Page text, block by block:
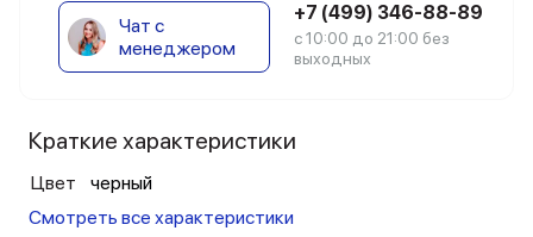
Чат с
менеджером
+7 (499) 346-88-89
с 10:00 до 21:00 без
выходных
Краткие характеристики
Цвет
черный
Смотреть все характеристики